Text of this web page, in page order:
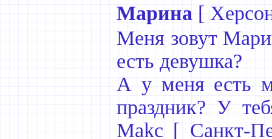
Марина [
Меня зовут
есть девушка?
А у меня есть
праздник? У
Makc [ Санкт-